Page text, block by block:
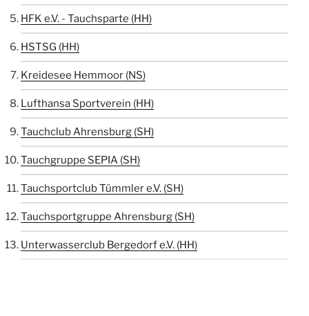
HFK e.V. - Tauchsparte (HH)
HSTSG (HH)
Kreidesee Hemmoor (NS)
Lufthansa Sportverein (HH)
Tauchclub Ahrensburg (SH)
Tauchgruppe SEPIA (SH)
Tauchsportclub Tümmler e.V. (SH)
Tauchsportgruppe Ahrensburg (SH)
Unterwasserclub Bergedorf e.V. (HH)